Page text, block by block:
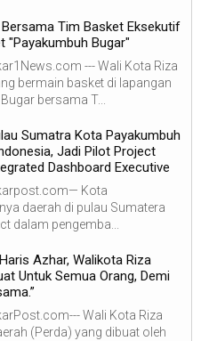
Tim Basket Eksekutif
"Payakumbuh Bugar"
--- Wali Kota Riza
bermain basket di lapangan
bersama T...
Sumatra Kota Payakumbuh
Jadi Pilot Project
Dashboard Executive
Kota
daerah di pulau Sumatera
dalam pengemba...
Azhar, Walikota Riza
Untuk Semua Orang, Demi
Wali Kota Riza
(Perda) yang dibuat oleh